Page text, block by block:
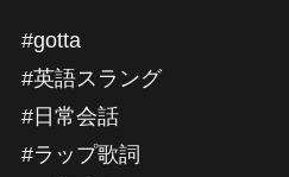
#gotta
#英語スラング
#日常会話
#ラップ歌詞